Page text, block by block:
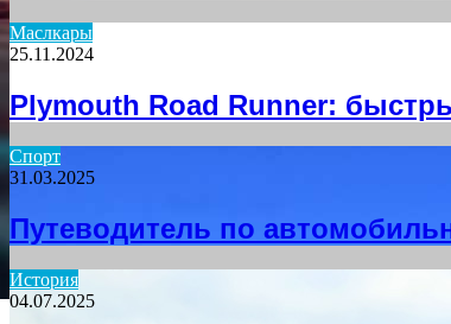
Маслкары
25.11.2024
Plymouth Road Runner:
Спорт
31.03.2025
Путеводитель по
История
04.07.2025